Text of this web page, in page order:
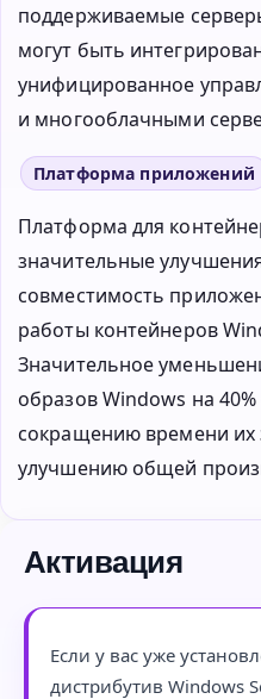
поддерживаемые
могут быть
унифицированное
и многооблачными
Платформа приложений
Платформа для
значительные
совместимость
работы контейнеров
Значительное
образов Windows на
сокращению времени их
улучшению общей
Активация
Если у вас уже
дистрибутив Windows